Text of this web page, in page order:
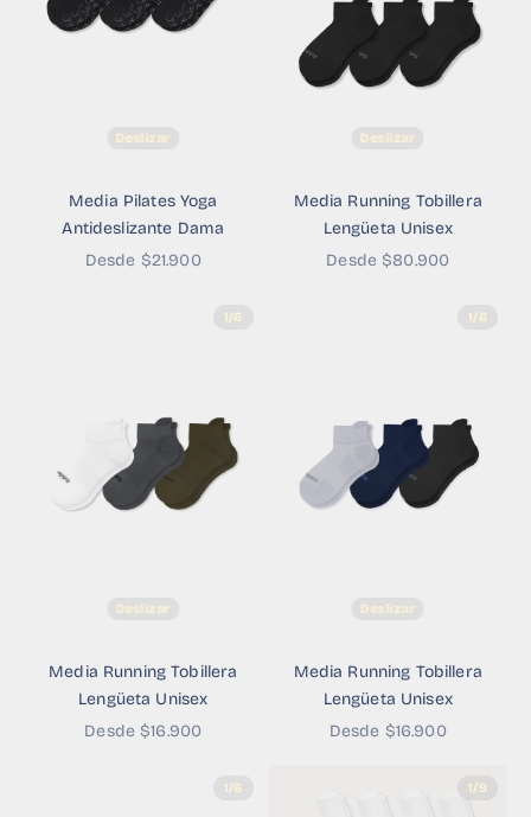
Deslizar
Media Pilates Yoga
Antideslizante Dama
Precio de oferta
Desde $21.900
Deslizar
Media Running Tobillera
Lengüeta Unisex
Precio de oferta
Desde $80.900
1/6
Deslizar
Media Running Tobillera
Lengüeta Unisex
Precio de oferta
Desde $16.900
1/6
Deslizar
Media Running Tobillera
Lengüeta Unisex
Precio de oferta
Desde $16.900
1/6 1/9